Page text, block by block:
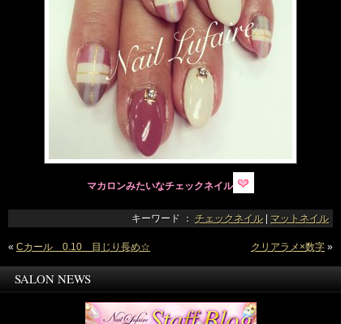
マカロンみたいなチェックネイル
キーワード ： チェックネイル | マットネイル
« Cカール 0.10 目じり長め☆ クリアラメ×数字 »
SALON NEWS